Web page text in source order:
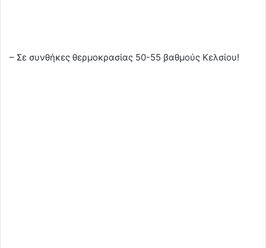
– Σε συνθήκες θερμοκρασίας 50-55 βαθμούς Κελσίου!